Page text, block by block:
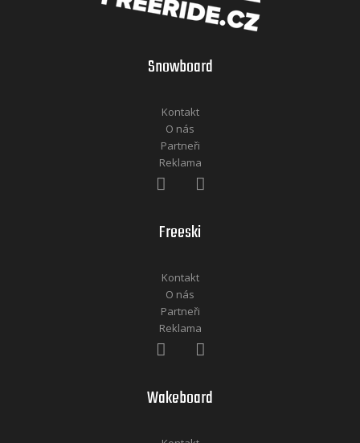
Snowboard
Kontakt
O nás
Partneři
Reklama
Freeski
Kontakt
O nás
Partneři
Reklama
Wakeboard